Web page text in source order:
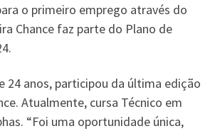
o primeiro emprego através do
Chance faz parte do Plano de
24 anos, participou da última edição
Atualmente, cursa Técnico em
“Foi uma oportunidade única,